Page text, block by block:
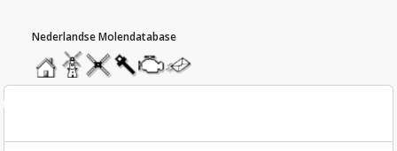
homemolendatabase
roedendatabase
assendatabase
motorendatabase
stuur
een
inzend-formulier